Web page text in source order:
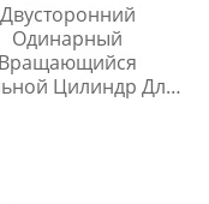
Двусторонний
Одинарный
Вращающийся
Цилиндр Для